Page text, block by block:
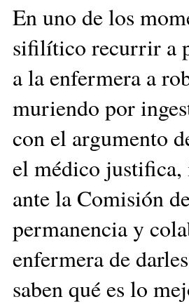
En uno de los
sifilítico recurrir a
a la enfermera a
muriendo por
con el argumento
el médico
ante la Comisión
permanencia y
enfermera de
saben qué es lo